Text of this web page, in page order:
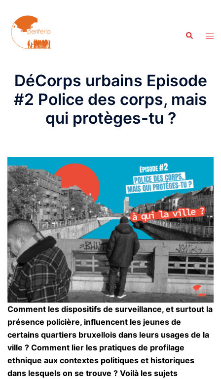
contenu
DéCorps urbains Episode
#2 Police des corps, mais
qui protèges-tu ?
Comment les dispositifs de surveillance, et surtout la
présence policière, influencent les jeunes de
certains quartiers bruxellois dans leurs usages de la
ville ? Comment lier les pratiques de profilage
ethnique aux contextes politiques et historiques
dans lesquels on se trouve ? Voilà les sujets